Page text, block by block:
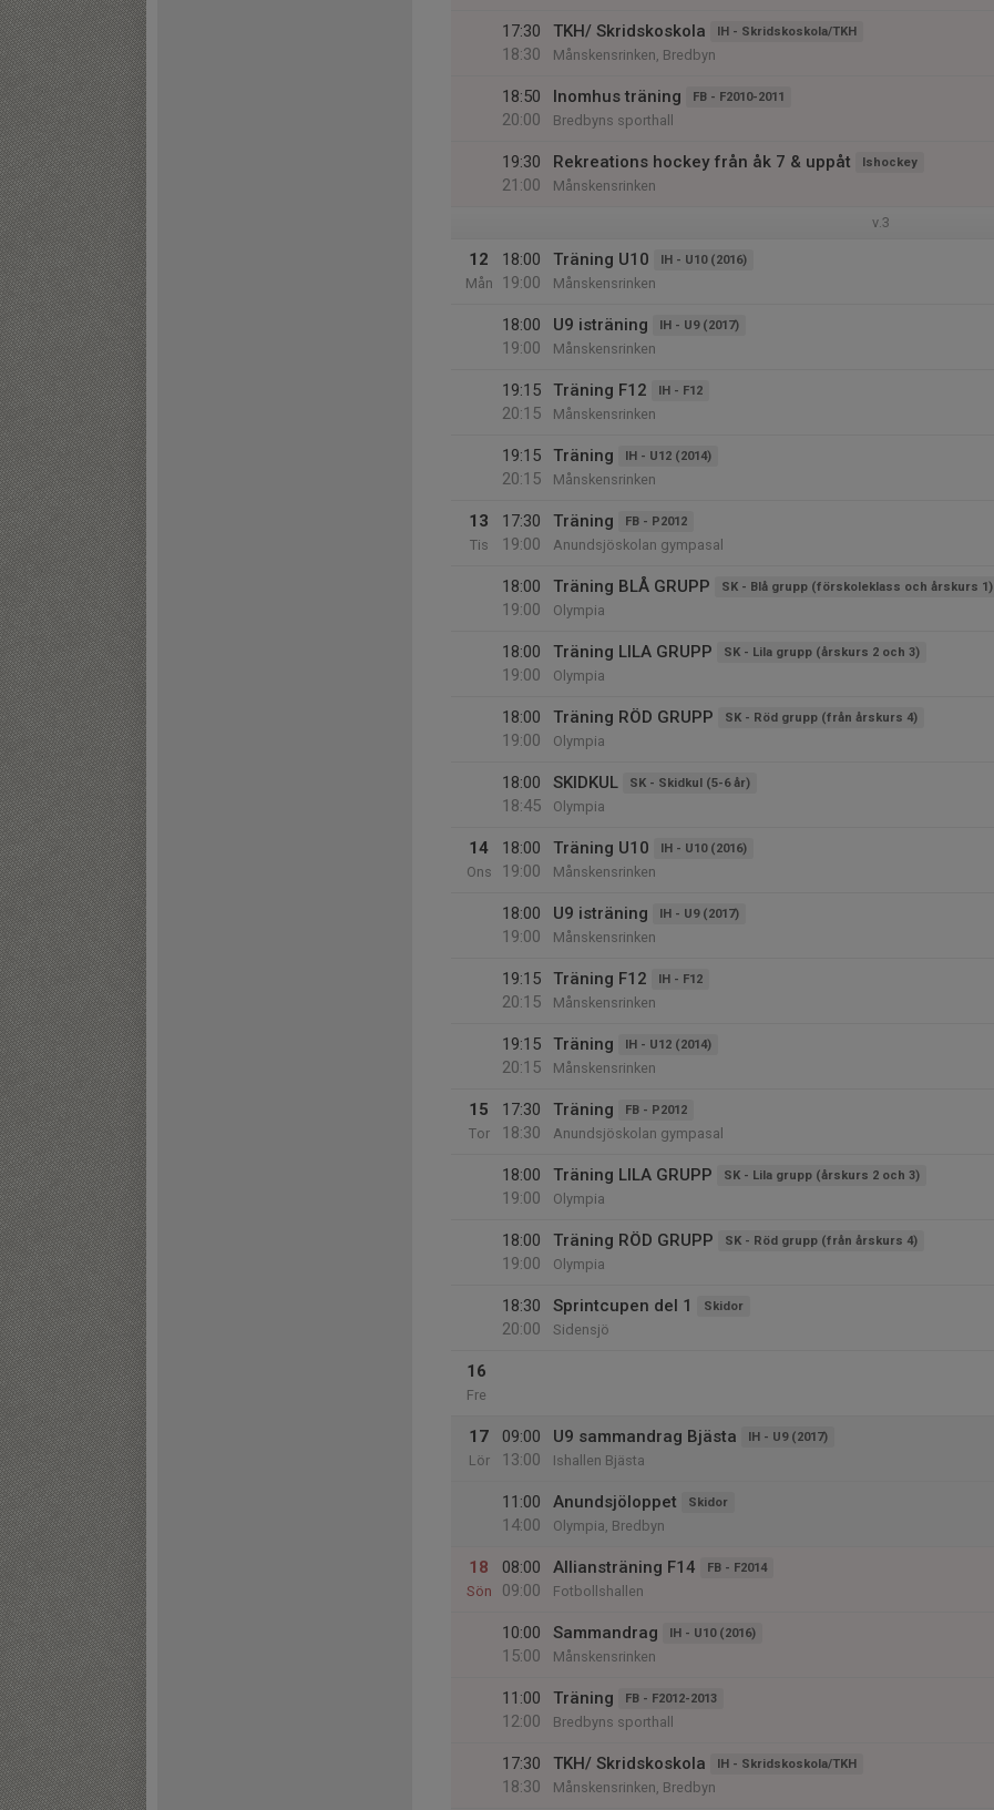
17:30
18:30
TKH/ Skridskoskola IH - Skridskoskola/TKH
Månskensrinken, Bredbyn
18:50
20:00
Inomhus träning FB - F2010-2011
Bredbyns sporthall
19:30
21:00
Rekreations hockey från åk 7 & uppåt Ishockey
Månskensrinken
v.3
12
Mån
18:00
19:00
Träning U10 IH - U10 (2016)
Månskensrinken
18:00
19:00
U9 isträning IH - U9 (2017)
Månskensrinken
19:15
20:15
Träning F12 IH - F12
Månskensrinken
19:15
20:15
Träning IH - U12 (2014)
Månskensrinken
13
Tis
17:30
19:00
Träning FB - P2012
Anundsjöskolan gympasal
18:00
19:00
Träning BLÅ GRUPP SK - Blå grupp (förskoleklass och årskurs 1)
Olympia
18:00
19:00
Träning LILA GRUPP SK - Lila grupp (årskurs 2 och 3)
Olympia
18:00
19:00
Träning RÖD GRUPP SK - Röd grupp (från årskurs 4)
Olympia
18:00
18:45
SKIDKUL SK - Skidkul (5-6 år)
Olympia
14
Ons
18:00
19:00
Träning U10 IH - U10 (2016)
Månskensrinken
18:00
19:00
U9 isträning IH - U9 (2017)
Månskensrinken
19:15
20:15
Träning F12 IH - F12
Månskensrinken
19:15
20:15
Träning IH - U12 (2014)
Månskensrinken
15
Tor
17:30
18:30
Träning FB - P2012
Anundsjöskolan gympasal
18:00
19:00
Träning LILA GRUPP SK - Lila grupp (årskurs 2 och 3)
Olympia
18:00
19:00
Träning RÖD GRUPP SK - Röd grupp (från årskurs 4)
Olympia
18:30
20:00
Sprintcupen del 1 Skidor
Sidensjö
16
Fre
17
Lör
09:00
13:00
U9 sammandrag Bjästa IH - U9 (2017)
Ishallen Bjästa
11:00
14:00
Anundsjöloppet Skidor
Olympia, Bredbyn
18
Sön
08:00
09:00
Alliansträning F14 FB - F2014
Fotbollshallen
10:00
15:00
Sammandrag IH - U10 (2016)
Månskensrinken
11:00
12:00
Träning FB - F2012-2013
Bredbyns sporthall
17:30
18:30
TKH/ Skridskoskola IH - Skridskoskola/TKH
Månskensrinken, Bredbyn